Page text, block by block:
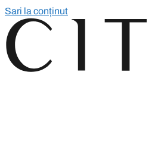
Sari la conținut